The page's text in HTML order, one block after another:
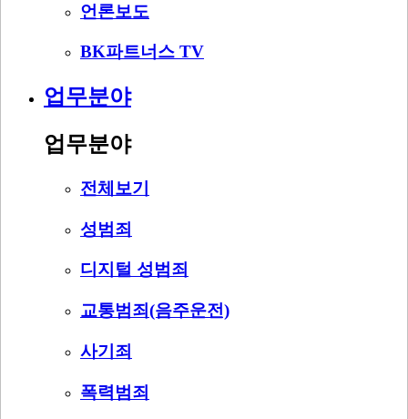
언론보도
BK파트너스 TV
업무분야
업무분야
전체보기
성범죄
디지털 성범죄
교통범죄(음주운전)
사기죄
폭력범죄